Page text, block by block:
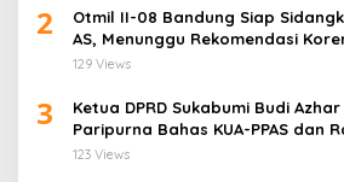
2
Otmil II-08 Bandung Siap
AS, Menunggu Rekomendasi
Jati Cirebon
129 Views
3
Ketua DPRD Sukabumi Budi
Paripurna Bahas KUA-PPAS dan
123 Views